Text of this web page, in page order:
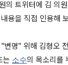
의 트위터에 김 의
용을 직접 인용해
명" 위해 김형오
는 소수의 목소리를